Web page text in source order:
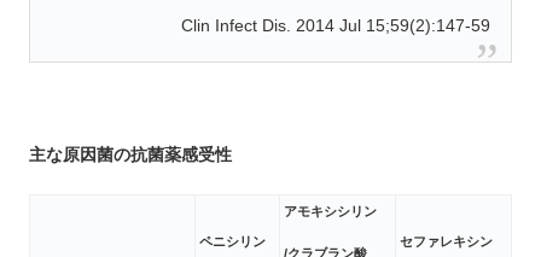
Clin Infect Dis. 2014 Jul 15;59(2):147-59
主な原因菌の抗菌薬感受性
ペニシリン
アモキシシリン
/クラブラン酸
セファレキシン